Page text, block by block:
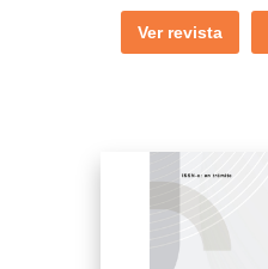
Ver revista